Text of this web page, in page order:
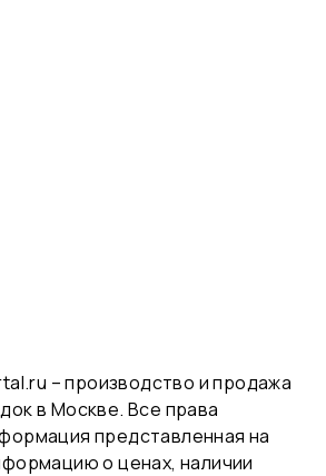
– производство и продажа
в Москве. Все права
представленная на
о ценах, наличии